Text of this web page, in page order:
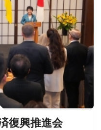
復興推進会